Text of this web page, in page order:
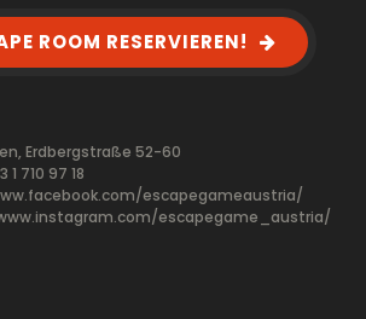
ROOM RESERVIEREN!
Erdbergstraße 52-60
710 97 18
escapegameaustria/
escapegame_austria/